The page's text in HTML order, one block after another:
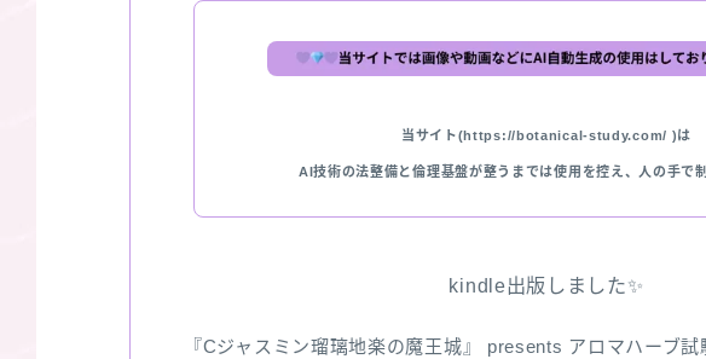
当サイト(https://botanical-study.com/ )は
AI技術の法整備と倫理基盤が整うまでは使用を控え、人の手で
kindle出版しました✨
『Cジャスミン瑠璃地楽の魔王城』 presents アロマハーブ